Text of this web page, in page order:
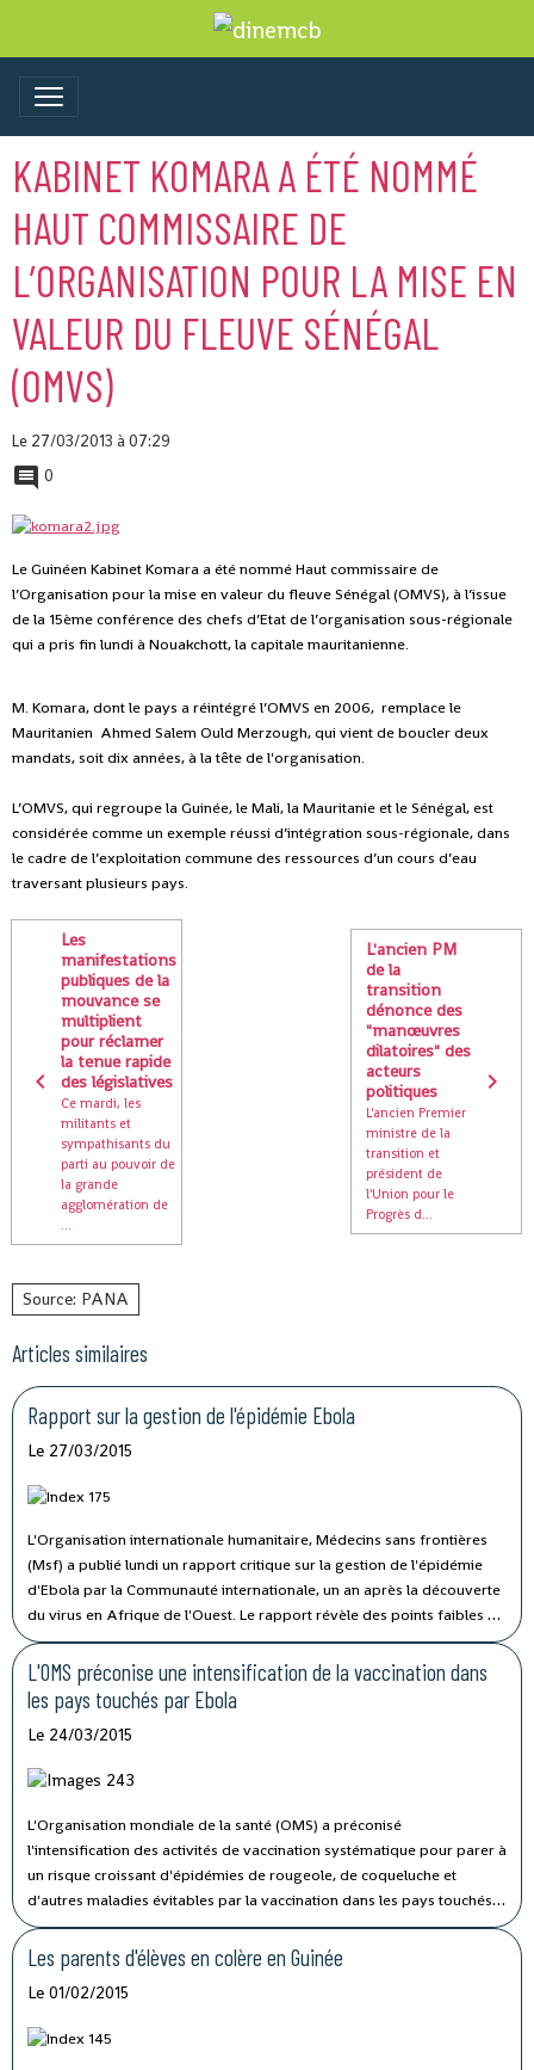
KABINET KOMARA A ÉTÉ NOMMÉ
HAUT COMMISSAIRE DE
L’ORGANISATION POUR LA MISE EN
VALEUR DU FLEUVE SÉNÉGAL
(OMVS)
Le 27/03/2013 à 07:29
0
Le Guinéen Kabinet Komara a été nommé Haut commissaire de
l’Organisation pour la mise en valeur du fleuve Sénégal (OMVS), à l’issue
de la 15ème conférence des chefs d’Etat de l’organisation sous-régionale
qui a pris fin lundi à Nouakchott, la capitale mauritanienne.
M. Komara, dont le pays a réintégré l’OMVS en 2006, remplace le
Mauritanien Ahmed Salem Ould Merzough, qui vient de boucler deux
mandats, soit dix années, à la tête de l'organisation.
L’OMVS, qui regroupe la Guinée, le Mali, la Mauritanie et le Sénégal, est
considérée comme un exemple réussi d’intégration sous-régionale, dans
le cadre de l’exploitation commune des ressources d’un cours d’eau
traversant plusieurs pays.
Les
manifestations
publiques de la
mouvance se
multiplient
pour réclamer
la tenue rapide
des législatives
Ce mardi, les
militants et
sympathisants du
parti au pouvoir de
la grande
agglomération de
L'ancien PM
de la
transition
dénonce des
"manœuvres
dilatoires" des
acteurs
politiques
L'ancien Premier
ministre de la
transition et
président de
l'Union pour le
Progrès d...
Source: PANA
Articles similaires
Rapport sur la gestion de l'épidémie Ebola
Le 27/03/2015
L'Organisation internationale humanitaire, Médecins sans frontières
(Msf) a publié lundi un rapport critique sur la gestion de l'épidémie
d'Ebola par la Communauté internationale, un an après la découverte
du virus en Afrique de l'Ouest. Le rapport révèle des points faibles de
la réaction internationale à cette crise de santé, soulignant sous forme
de mise en garde, que l'épidémie n'est pas vaincue malgré la baisse
globale des cas.
L'OMS préconise une intensification de la vaccination dans
les pays touchés par Ebola
Le 24/03/2015
L'Organisation mondiale de la santé (OMS) a préconisé
l'intensification des activités de vaccination systématique pour parer à
un risque croissant d'épidémies de rougeole, de coqueluche et
d'autres maladies évitables par la vaccination dans les pays touchés
par Ebola.
Les parents d'élèves en colère en Guinée
Le 01/02/2015